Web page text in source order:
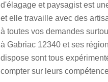
d'élagage et paysagist est
et elle travaille avec des
à toutes vos demandes
à Gabriac 12340 et ses
dispose sont tous
compter sur leurs